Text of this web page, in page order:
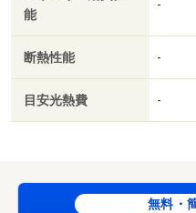
能
-
断熱性能 -
目安光熱費 -
無料・